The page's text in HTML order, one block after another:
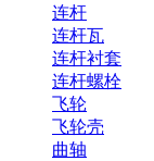
连杆
连杆瓦
连杆衬套
连杆螺栓
飞轮
飞轮壳
曲轴